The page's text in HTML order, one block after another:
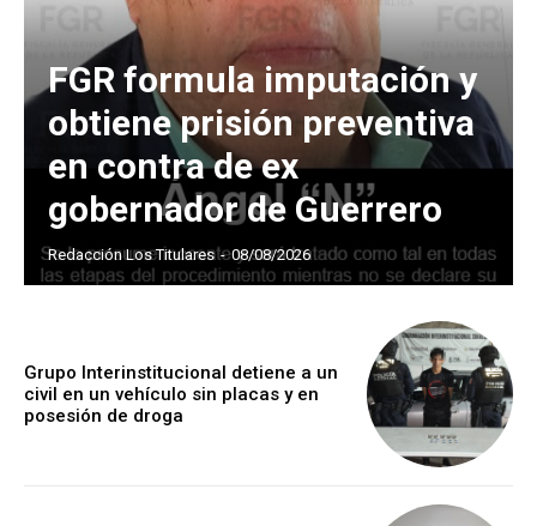
FGR formula imputación y
obtiene prisión preventiva
en contra de ex
gobernador de Guerrero
Redacción Los Titulares - 08/08/2026
Grupo Interinstitucional detiene a un
civil en un vehículo sin placas y en
posesión de droga